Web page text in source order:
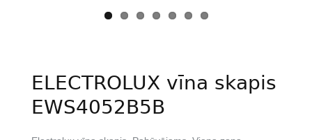
ELECTROLUX vīna skapis
EWS4052B5B